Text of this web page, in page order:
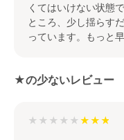
くてはいけない状態
ところ、少し揺らす
っています。もっと
★の少ないレビュー
★★★★★